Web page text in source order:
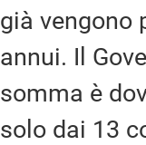
già vengono
annui. Il
somma è
solo dai 13